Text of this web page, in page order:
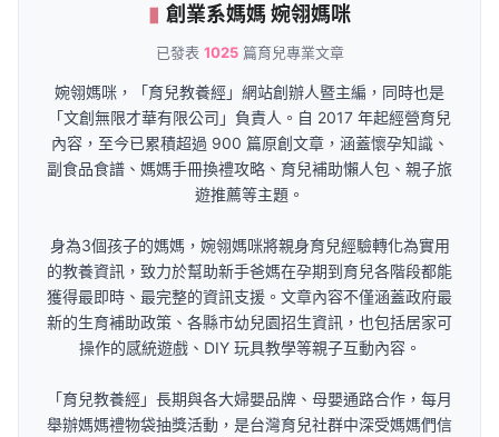
創業系媽媽 婉翎媽咪
已發表 1025篇育兒專業文章
婉翎媽咪，「育兒教養經」網站創辦人暨主編，同時也是
「文創無限才華有限公司」負責人。自 2017 年起經營育兒
內容，至今已累積超過 900 篇原創文章，涵蓋懷孕知識、
副食品食譜、媽媽手冊換禮攻略、育兒補助懶人包、親子旅
遊推薦等主題。
身為3個孩子的媽媽，婉翎媽咪將親身育兒經驗轉化為實用
的教養資訊，致力於幫助新手爸媽在孕期到育兒各階段都能
獲得最即時、最完整的資訊支援。文章內容不僅涵蓋政府最
新的生育補助政策、各縣市幼兒園招生資訊，也包括居家可
操作的感統遊戲、DIY 玩具教學等親子互動內容。
「育兒教養經」長期與各大婦嬰品牌、母嬰通路合作，每月
舉辦媽媽禮物袋抽獎活動，是台灣育兒社群中深受媽媽們信